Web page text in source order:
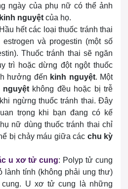
ngày của phụ nữ có thể ảnh
nguyệt của họ.
hết các loại thuốc tránh thai
và progestin (một số
Thuốc tránh thai sẽ ngăn
trì hoặc dừng đột ngột thuốc
hưởng đến kinh nguyệt. Một
nguyệtkhông đều hoặc bị trễ
ngừng thuốc tránh thai. Đây
trọng khi bạn đang có kế
nữ dùng thuốc tránh thai chỉ
bị chảy máu giữa các chu kỳ
u xơ tử cung: Polyp tử cung
lành tính (không phải ung thư)
U xơ tử cung là những